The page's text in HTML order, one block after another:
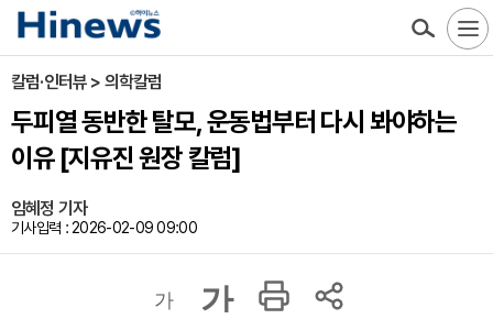
칼럼·인터뷰 > 의학칼럼
두피열 동반한 탈모, 운동법부터 다시 봐야하는
이유 [지유진 원장 칼럼]
임혜정 기자
기사입력 : 2026-02-09 09:00
가 가